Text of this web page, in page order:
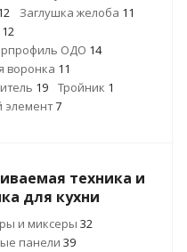
Заглушка желоба 11
12
ОДО 14
воронка 11
19 Тройник 1
элемент7
техника и
для кухни
и миксеры 32
панели 39